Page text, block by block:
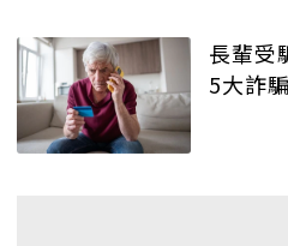
長輩受
5大詐